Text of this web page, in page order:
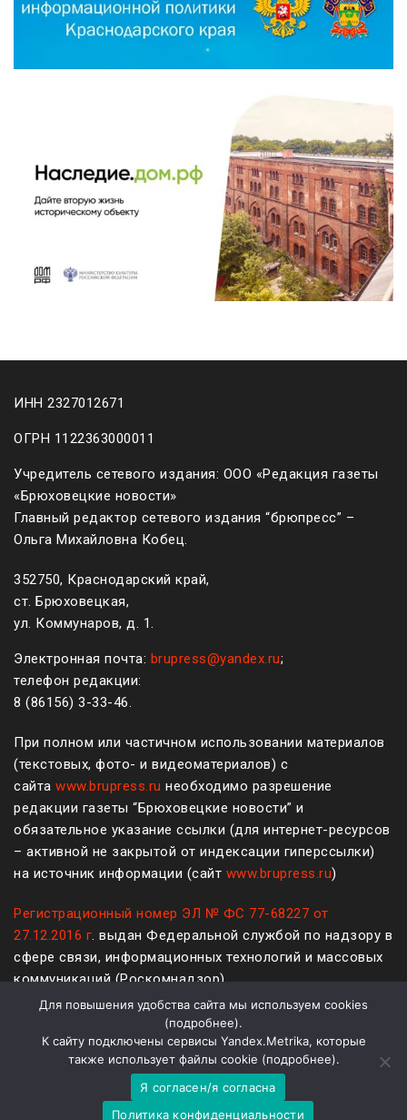
ИНН 2327012671
ОГРН 1122363000011
Учредитель сетевого издания: ООО «Редакция газеты
«Брюховецкие новости»
Главный редактор сетевого издания “брюпресс” –
Ольга Михайловна Кобец.
352750, Краснодарский край,
ст. Брюховецкая,
ул. Коммунаров, д. 1.
Электронная почта: brupress@yandex.ru;
телефон редакции:
8 (861 56) 3-33-46.
При полном или частичном использовании материалов
(текстовых, фото- и видеоматериалов) с
сайта www.brupress.ru необходимо разрешение
редакции газеты “Брюховецкие новости” и
обязательное указание ссылки (для интернет-ресурсов
– активной не закрытой от индексации гиперссылки)
на источник информации (сайт www.brupress.ru)
Регистрационный номер ЭЛ № ФС 77-68227 от
27.12.2016 г. выдан Федеральной службой по надзору в
сфере связи, информационных технологий и массовых
коммуникаций (Роскомнадзор)
Политика конфиденциальности и защиты информации
На платформеWordPress
Для повышения удобства сайта мы используем cookies
(подробнее).
К сайту подключены сервисы Yandex.Metrika, которые
также использует файлы cookie (подробнее).
Я согласен/я согласна
Политика конфиденциальности